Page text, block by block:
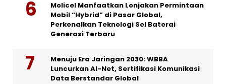
Molicel Manfaatkan Lonjakan Permintaan
Mobil “Hybrid” di Pasar Global,
Perkenalkan Teknologi Sel Baterai
Generasi Terbaru
Menuju Era Jaringan 2030: WBBA
Luncurkan AI-Net, Sertifikasi Komunikasi
Data Berstandar Global